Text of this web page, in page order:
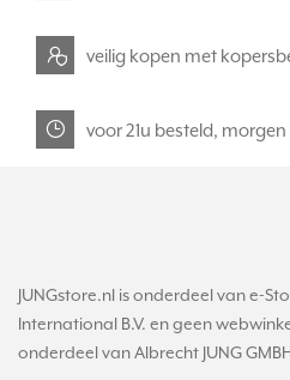
veilig kopen met
voor 21u besteld,
JUNGstore.nl is onderdeel van e-
International B.V. en geen
onderdeel van Albrecht JUNG